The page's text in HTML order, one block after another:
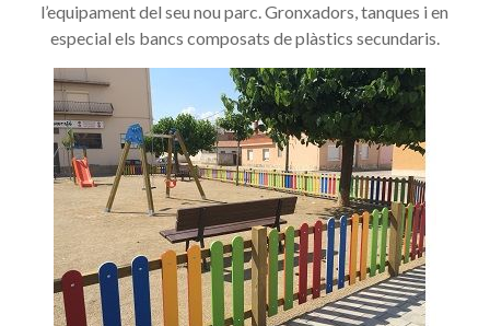
l’equipament del seu nou parc. Gronxadors, tanques i en
especial els bancs composats de plàstics secundaris.